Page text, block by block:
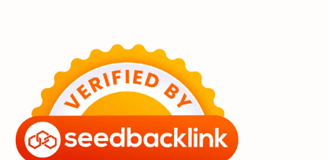
Tata Surya
Hype Astronot
Asteroid Observasi